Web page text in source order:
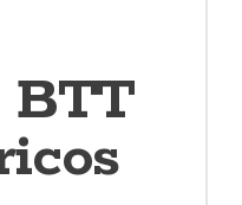
BTT